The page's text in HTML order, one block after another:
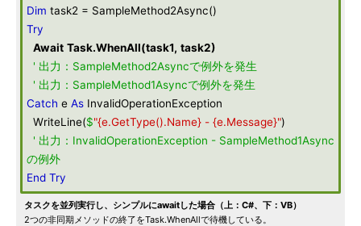
Dim task2 = SampleMethod2Async()
Try
Await Task.WhenAll(task1, task2)
' 出力：SampleMethod2Asyncで例外を発生
' 出力：SampleMethod1Asyncで例外を発生
Catch e As InvalidOperationException
WriteLine($"{e.GetType().Name} - {e.Message}")
' 出力：InvalidOperationException - SampleMethod1Async
の例外
End Try
タスクを並列実行し、シンプルにawaitした場合（上：C#、下：VB）
2つの非同期メソッドの終了をTask.WhenAllで待機している。